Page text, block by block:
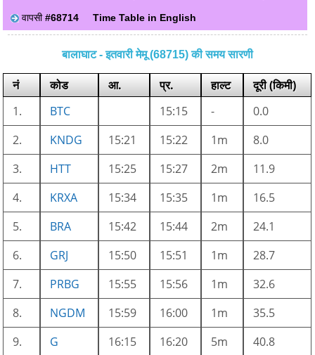
वापसी#68714 Time Table in English
बालाघाट - इतवारी मेमू (68715) की समय सारणी
नं कोड आ. प्र. हाल्ट
दूरी (किमी)
1.
BTC 15:15 -
0.0
2.
KNDG 15:21 15:22 1m
8.0
3.
HTT 15:25 15:27 2m
11.9
4.
KRXA 15:34 15:35 1m
16.5
5.
BRA 15:42 15:44 2m
24.1
6.
GRJ 15:50 15:51 1m
28.7
7.
PRBG 15:55 15:56 1m
32.6
8.
NGDM 15:59 16:00 1m
35.5
9.
G 16:15 16:20 5m
40.8